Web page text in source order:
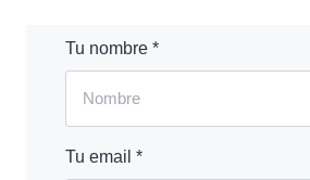
Tu nombre *
Tu email *